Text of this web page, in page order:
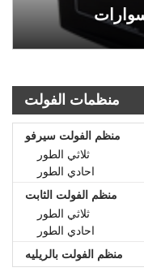
منظمات الفولت
منظم الفولت سيرفو
ثلاثي الطور
احادي الطور
منظم الفولت الثابت
ثلاثي الطور
احادي الطور
منظم الفولت بالريليه